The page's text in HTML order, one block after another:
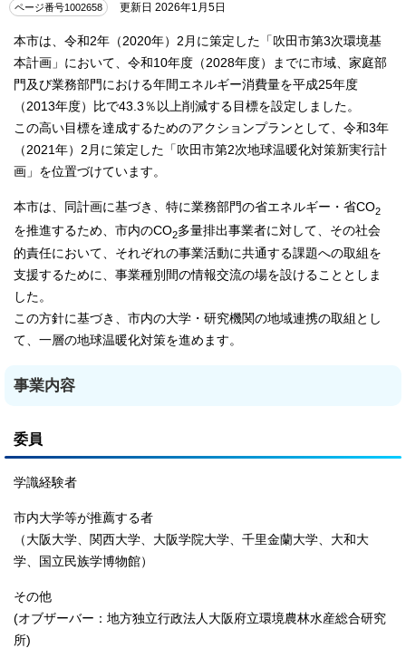
ページ番号1002658 更新日 2026年1月5日
本市は、令和2年（2020年）2月に策定した「吹田市第3次環境基
本計画」において、令和10年度（2028年度）までに市域、家庭部
門及び業務部門における年間エネルギー消費量を平成25年度
（2013年度）比で43.3％以上削減する目標を設定しました。
この高い目標を達成するためのアクションプランとして、令和3年
（2021年）2月に策定した「吹田市第2次地球温暖化対策新実行計
画」を位置づけています。
本市は、同計画に基づき、特に業務部門の省エネルギー・省CO2
を推進するため、市内のCO2多量排出事業者に対して、その社会
的責任において、それぞれの事業活動に共通する課題への取組を
支援するために、事業種別間の情報交流の場を設けることとしま
した。
この方針に基づき、市内の大学・研究機関の地域連携の取組とし
て、一層の地球温暖化対策を進めます。
事業内容
委員
学識経験者
市内大学等が推薦する者
（大阪大学、関西大学、大阪学院大学、千里金蘭大学、大和大
学、国立民族学博物館）
その他
(オブザーバー：地方独立行政法人大阪府立環境農林水産総合研究
所)